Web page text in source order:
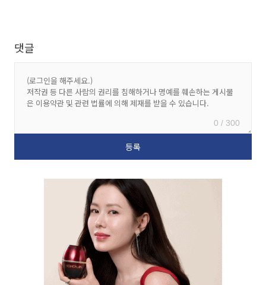
댓글
0 / 300